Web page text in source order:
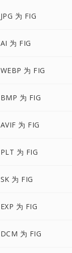
JPG 为 FIG
AI 为 FIG
WEBP 为 FIG
BMP 为 FIG
AVIF 为 FIG
PLT 为 FIG
SK 为 FIG
EXP 为 FIG
DCM 为 FIG